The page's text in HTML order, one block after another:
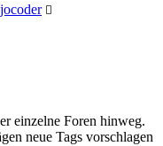
jocoder
einzelne Foren hinweg.
neue Tags vorschlagen